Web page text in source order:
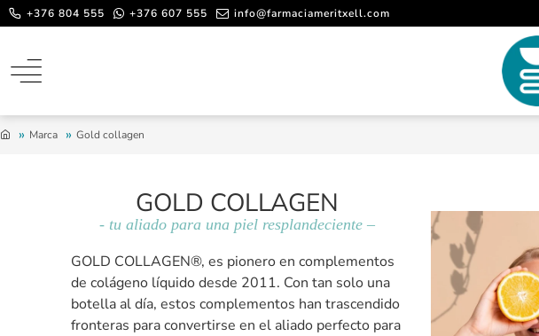
+376 804 555 +376 607 555 info@farmaciameritxell.com
Marca Gold collagen
GOLD COLLAGEN
- tu aliado para una piel resplandeciente –
GOLD COLLAGEN®, es pionero en complementos
de colágeno líquido desde 2011. Con tan solo una
botella al día, estos complementos han trascendido
fronteras para convertirse en el aliado perfecto para